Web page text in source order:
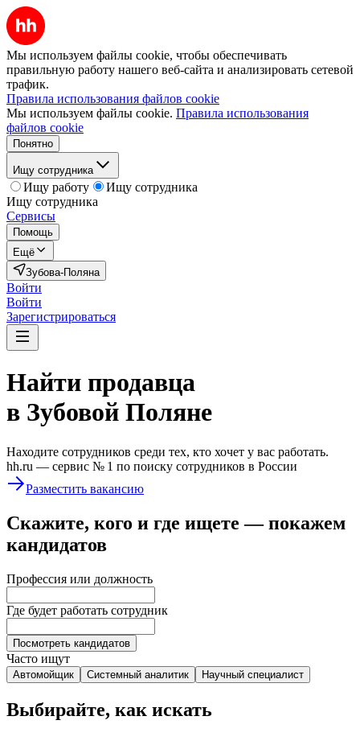
Мы используем файлы cookie, чтобы обеспечивать
правильную работу нашего веб-сайта и анализировать сетевой
трафик.
Правила использования файлов cookie
Мы используем файлы cookie. Правила использования
файлов cookie
Понятно
Ищу сотрудника
Ищу работу
Ищу сотрудника
Ищу сотрудника
Сервисы
Помощь
Ещё
Зубова-Поляна
Войти
Войти
Зарегистрироваться
Найти продавца
в Зубовой Поляне
Находите сотрудников среди тех, кто хочет у вас работать.
hh.ru — сервис № 1 по поиску сотрудников в России
Разместить вакансию
Скажите, кого и где ищете — покажем
кандидатов
Профессия или должность
Где будет работать сотрудник
Посмотреть кандидатов
Часто ищут
Автомойщик Системный аналитик Научный специалист
Выбирайте, как искать